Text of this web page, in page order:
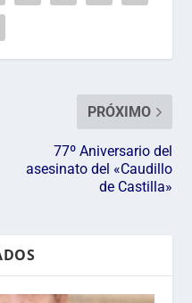
PRÓXIMO
77º Aniversario del
asesinato del «Caudillo
de Castilla»